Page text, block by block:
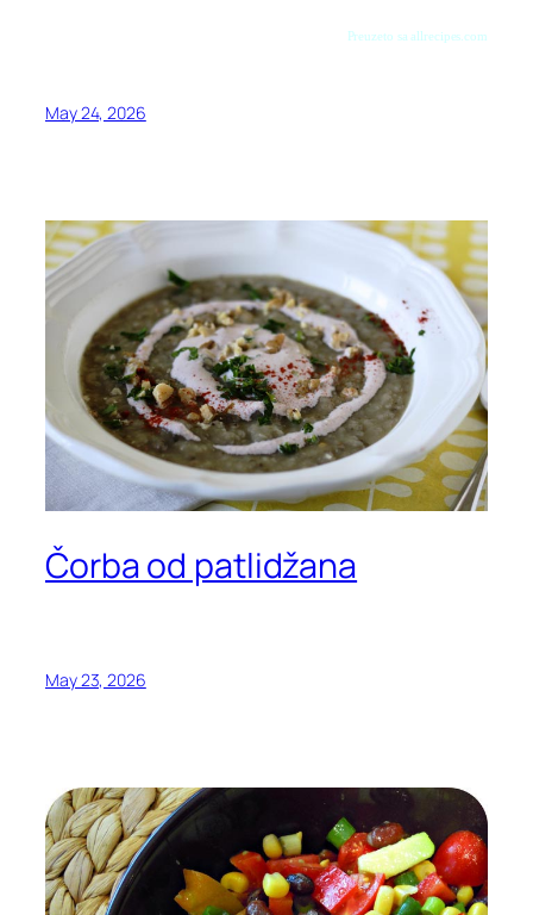
Preuzeto sa allrecipes.com
May 24, 2026
Čorba od patlidžana
May 23, 2026